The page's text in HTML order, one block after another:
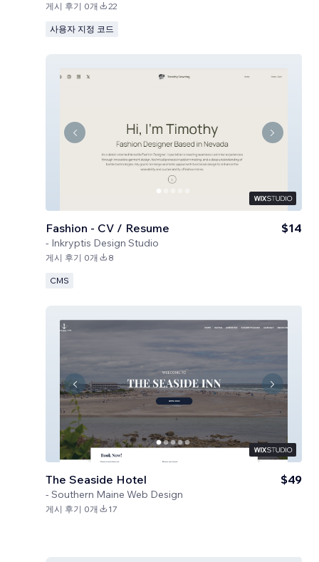
게시 후기 0개 22
사용자 지정 코드
Fashion - CV / Resume
- Inkryptis Design Studio
$14
게시 후기 0개 8
CMS
The Seaside Hotel
- Southern Maine Web Design
$49
게시 후기 0개 17